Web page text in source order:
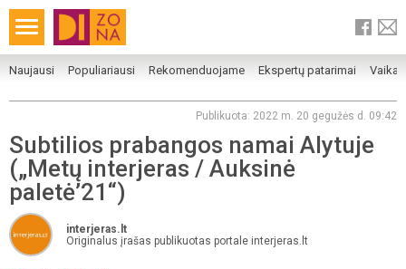
Naujausi Populiariausi Rekomenduojame Ekspertų patarimai
Publikuota: 2022 m. 20 gegužės d. 09:42
Subtilios prabangos namai Alytuje
(„Metų interjeras / Auksinė
paletė’21“)
interjeras.lt
Originalus įrašas publikuotas portale interjeras.lt